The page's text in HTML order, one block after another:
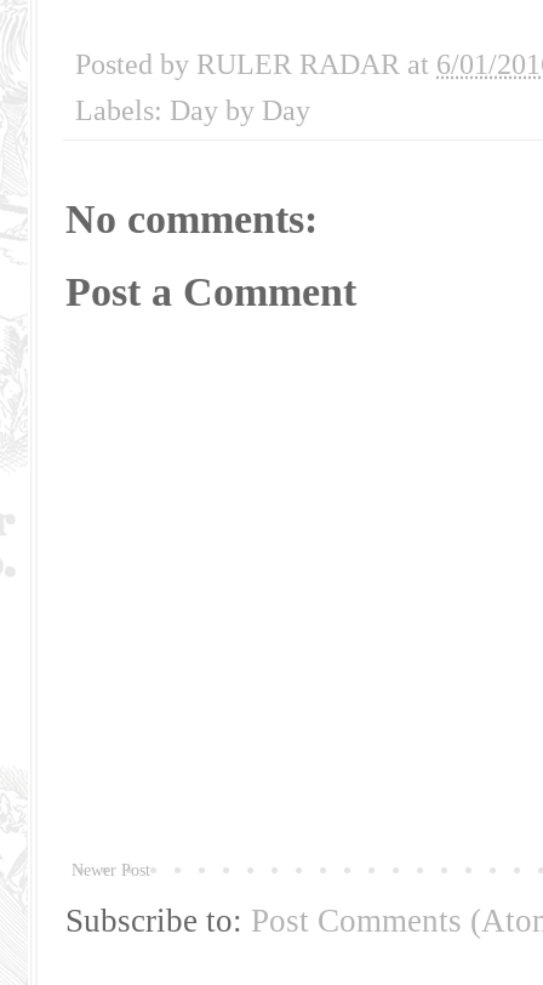
Posted by RULER RADAR at 6/01/
Labels: Day by Day
No comments:
Post a Comment
Newer Post
Subscribe to: Post Comments